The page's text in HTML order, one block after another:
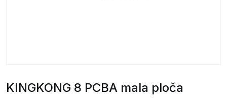
KINGKONG 8 PCBA mala ploča